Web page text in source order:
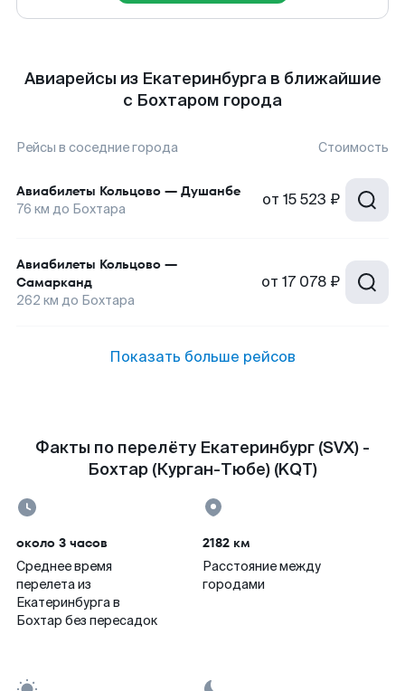
Авиарейсы из Екатеринбурга в ближайшие
с Бохтаром города
Рейсы в соседние города Стоимость
Авиабилеты Кольцово — Душанбе
76 км до Бохтара от 15 523 ₽
Авиабилеты Кольцово —
Самарканд
262 км до Бохтара
от 17 078 ₽
Показать больше рейсов
Факты по перелёту Екатеринбург (SVX) -
Бохтар (Курган-Тюбе) (KQT)
около 3 часов
Среднее время
перелета из
Екатеринбурга в
Бохтар без пересадок
2182 км
Расстояние между
городами